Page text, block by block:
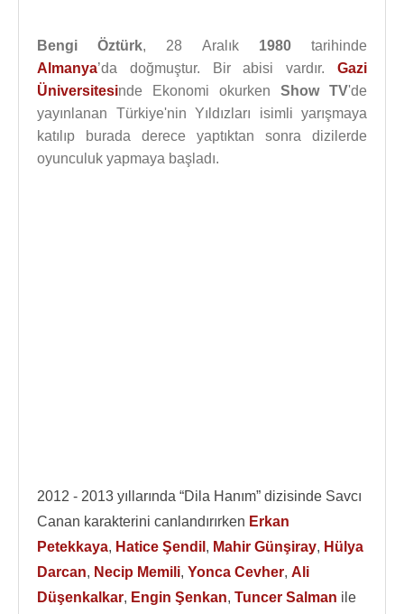
Bengi Öztürk, 28 Aralık 1980tarihinde
Almanya’da doğmuştur. Bir abisi vardır. Gazi
Üniversitesinde Ekonomi okurken Show TV'de
yayınlanan Türkiye'nin Yıldızları isimli yarışmaya
katılıp burada derece yaptıktan sonra dizilerde
oyunculuk yapmaya başladı.
2012 - 2013 yıllarında “Dila Hanım” dizisinde Savcı
Canan karakterini canlandırırken Erkan
Petekkaya, Hatice Şendil , Mahir Günşiray, Hülya
Darcan, Necip Memili, Yonca Cevher, Ali
Düşenkalkar, Engin Şenkan, Tuncer Salman ile